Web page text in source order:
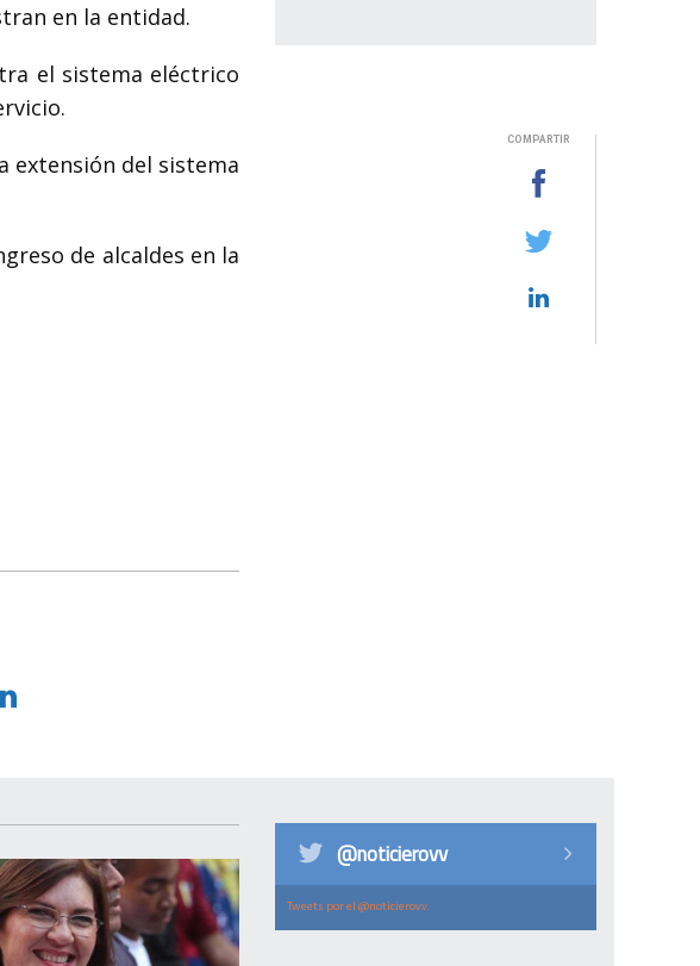
en la entidad.
el sistema eléctrico
extensión del sistema
de alcaldes en la
COMPARTIR
@noticierovv
Tweets por el @noticierovv.